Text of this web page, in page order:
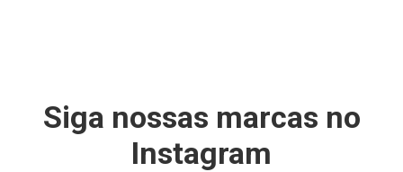
Siga nossas marcas no
Instagram